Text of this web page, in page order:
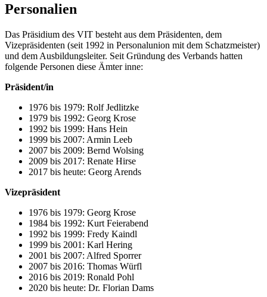
Personalien
Das Präsidium des VIT besteht aus dem Präsidenten, dem
Vizepräsidenten (seit 1992 in Personalunion mit dem Schatzmeister)
und dem Ausbildungsleiter. Seit Gründung des Verbands hatten
folgende Personen diese Ämter inne:
Präsident/in
1976 bis 1979: Rolf Jedlitzke
1979 bis 1992: Georg Krose
1992 bis 1999: Hans Hein
1999 bis 2007: Armin Leeb
2007 bis 2009: Bernd Wolsing
2009 bis 2017: Renate Hirse
2017 bis heute: Georg Arends
Vizepräsident
1976 bis 1979: Georg Krose
1984 bis 1992: Kurt Feierabend
1992 bis 1999: Fredy Kaindl
1999 bis 2001: Karl Hering
2001 bis 2007: Alfred Sporrer
2007 bis 2016: Thomas Würfl
2016 bis 2019: Ronald Pohl
2020 bis heute: Dr. Florian Dams